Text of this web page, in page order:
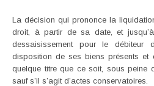
La décision qui prononce la
droit, à partir de sa date, et
dessaisissement pour le débiteur
disposition de ses biens présents et
quelque titre que ce soit, sous peine
sauf s’il s’agit d’actes conservatoires.